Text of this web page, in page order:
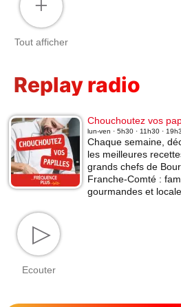
+
Tout afficher
Replay radio
Chouchoutez vos
lun-ven · 5h30 · 11h30 ·
Chaque semaine,
les meilleures
grands chefs de
Franche-Comté :
gourmandes et
▷
Ecouter